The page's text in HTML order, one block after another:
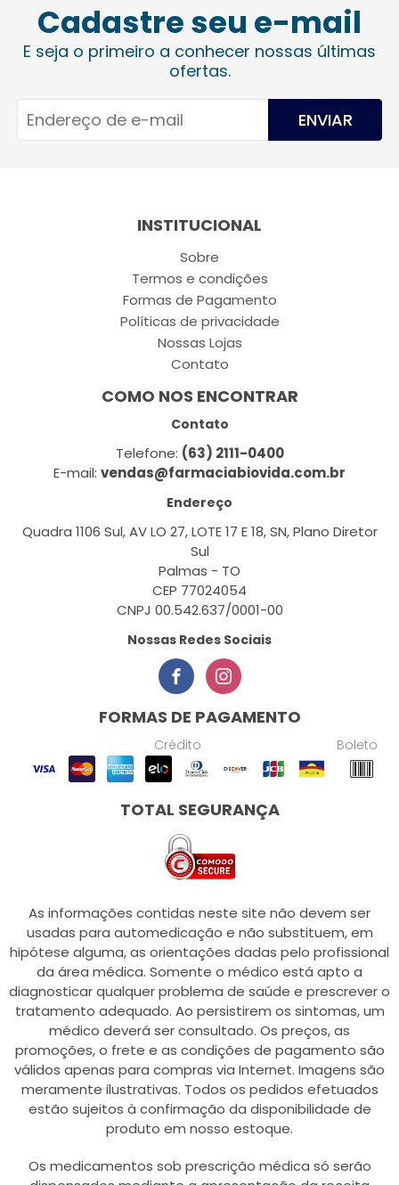
Cadastre seu e-mail
E seja o primeiro a conhecer nossas últimas
ofertas.
ENVIAR
INSTITUCIONAL
Sobre
Termos e condições
Formas de Pagamento
Políticas de privacidade
Nossas Lojas
Contato
COMO NOS ENCONTRAR
Contato
Telefone: (63) 2111-0400
E-mail: vendas@farmaciabiovida.com.br
Endereço
Quadra 1106 Sul, AV LO 27, LOTE 17 E 18, SN, Plano Diretor
Sul
Palmas - TO
CEP 77024054
CNPJ 00.542.637/0001-00
Nossas Redes Sociais
FORMAS DE PAGAMENTO
Crédito Boleto
TOTAL SEGURANÇA
As informações contidas neste site não devem ser
usadas para automedicação e não substituem, em
hipótese alguma, as orientações dadas pelo profissional
da área médica. Somente o médico está apto a
diagnosticar qualquer problema de saúde e prescrever o
tratamento adequado. Ao persistirem os sintomas, um
médico deverá ser consultado. Os preços, as
promoções, o frete e as condições de pagamento são
válidos apenas para compras via Internet. Imagens são
meramente ilustrativas. Todos os pedidos efetuados
estão sujeitos à confirmação da disponibilidade de
produto em nosso estoque.
Os medicamentos sob prescrição médica só serão